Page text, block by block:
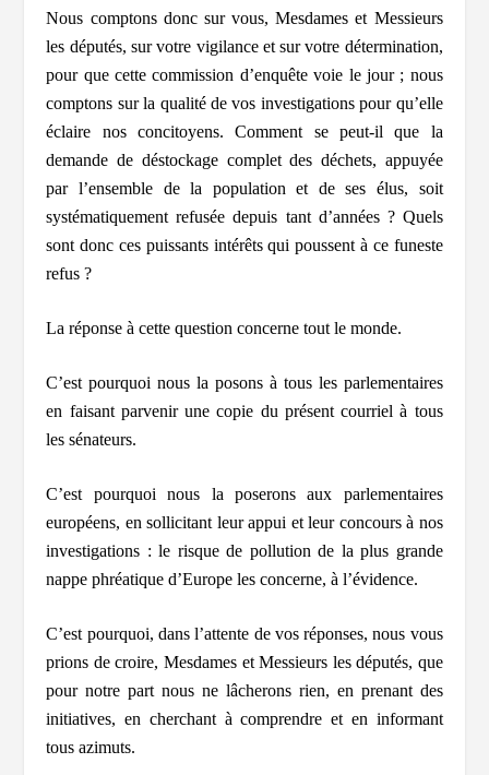
Nous comptons donc sur vous, Mesdames et Messieurs
les députés, sur votre vigilance et sur votre détermination,
pour que cette commission d’enquête voie le jour ; nous
comptons sur la qualité de vos investigations pour qu’elle
éclaire nos concitoyens. Comment se peut-il que la
demande de déstockage complet des déchets, appuyée
par l’ensemble de la population et de ses élus, soit
systématiquement refusée depuis tant d’années ? Quels
sont donc ces puissants intérêts qui poussent à ce funeste
refus ?
La réponse à cette question concerne tout le monde.
C’est pourquoi nous la posons à tous les parlementaires
en faisant parvenir une copie du présent courriel à tous
les sénateurs.
C’est pourquoi nous la poserons aux parlementaires
européens, en sollicitant leur appui et leur concours à nos
investigations : le risque de pollution de la plus grande
nappe phréatique d’Europe les concerne, à l’évidence.
C’est pourquoi, dans l’attente de vos réponses, nous vous
prions de croire, Mesdames et Messieurs les députés, que
pour notre part nous ne lâcherons rien, en prenant des
initiatives, en cherchant à comprendre et en informant
tous azimuts.